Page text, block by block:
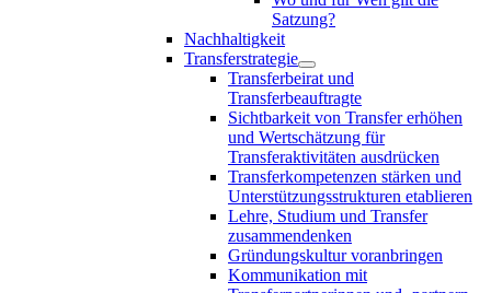
Satzung?
Nachhaltigkeit
Transferstrategie
Transferbeirat und
Transferbeauftragte
Sichtbarkeit von Transfer erhöhen
und Wertschätzung für
Transferaktivitäten ausdrücken
Transferkompetenzen stärken und
Unterstützungsstrukturen etablieren
Lehre, Studium und Transfer
zusammendenken
Gründungskultur voranbringen
Kommunikation mit